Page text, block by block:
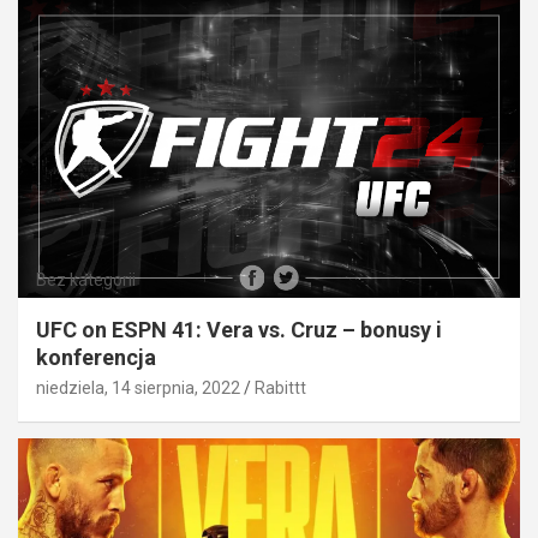
Bez kategorii
UFC on ESPN 41: Vera vs. Cruz – bonusy i
konferencja
niedziela, 14 sierpnia, 2022 Rabittt